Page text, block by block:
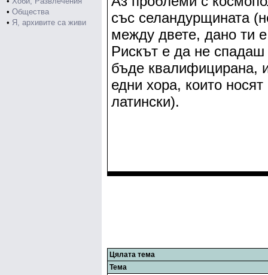
• Общества
• Я, архивите са живи
със селандурщината
между двете, дано ти
Рискът е да не
бъде квалифицирана,
едни хора, които
латински).
Цялата тема
Тема